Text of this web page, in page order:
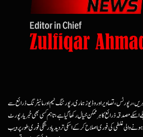
رپورٹس، تصاویر اور وڈیوز ہماری رپورٹنگ ٹیم اور مانیٹرنگ ذرائع سے
مصدقہ ذرائع کا ہرممکن خیال رکھا گیا ہے، تاہم کسی بھی خبر یا رپورٹ
والی غلطی کی فوری اصلاح کرکے اسکی تردید یا درستگی فوری طور پر ویب